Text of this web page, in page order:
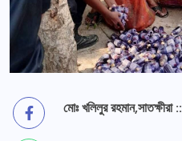
মোঃ খলিলুর রহমান,সাতক্ষীরা ::